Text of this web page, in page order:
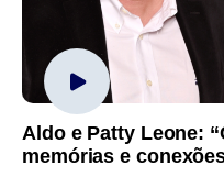
Aldo e Patty Leone:
memórias e